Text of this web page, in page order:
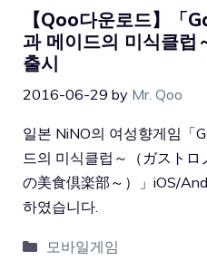
【Qoo다운로드】「
과 메이드의 미식클
출시
2016-06-29 by Mr. Qoo
일본 NiNO의 여성향게임「
드의 미식클럽～（ガスト
の美食倶楽部～）」iOS/
하였습니다.
모바일게임